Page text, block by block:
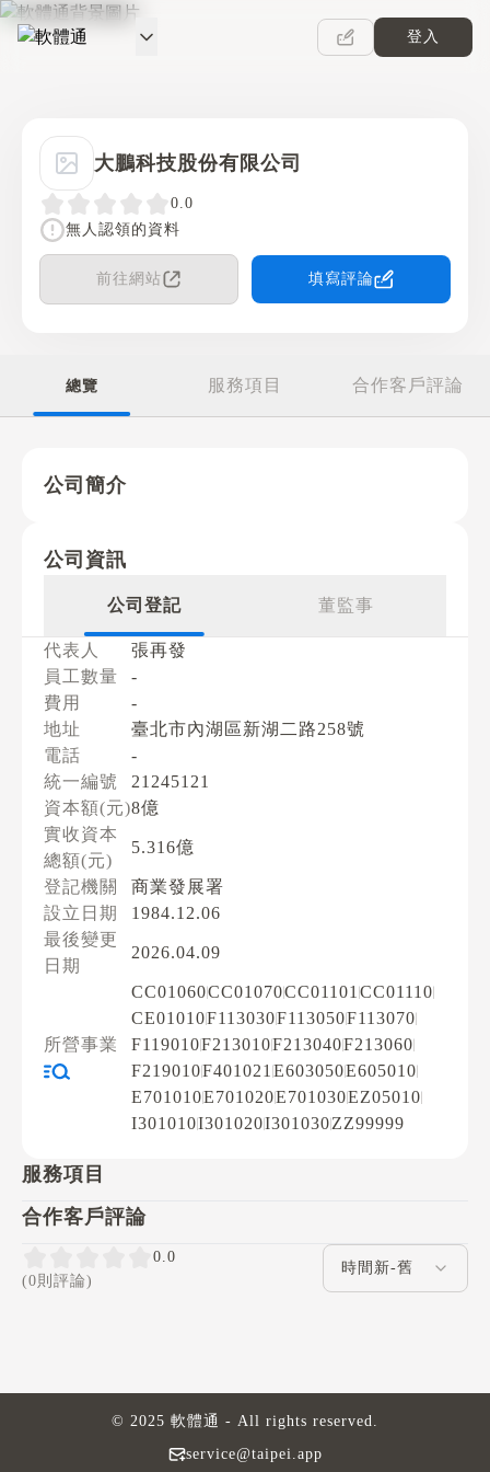
軟體通
登入
大鵬科技股份有限公司
0.0
無人認領的資料
前往網站 填寫評論
總覽 服務項目 合作客戶評論
公司簡介
公司資訊
公司登記 董監事
代表人
張再發
員工數量
-
費用
-
地址
臺北市內湖區新湖二路258號
電話
-
統一編號
21245121
資本額(元)8億
實收資本
總額(元)
5.316億
登記機關
商業發展署
設立日期
1984.12.06
最後變更
日期
2026.04.09
所營事業
CC01060CC01070CC01101 CC01110
CE01010F113030F113050F113070
F119010F213010F213040F213060
F219010F401021 E603050E605010
E701010E701020E701030EZ05010
I301010I301020I301030ZZ99999
服務項目
合作客戶評論
0.0
(0則評論)
評論排序
service@taipei.app
© 2025 軟體通 - All rights reserved.